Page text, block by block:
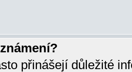
přinášejí důležité